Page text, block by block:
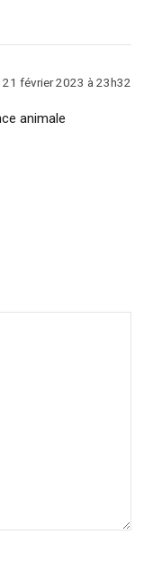
21 février 2023 à 23h32
animale